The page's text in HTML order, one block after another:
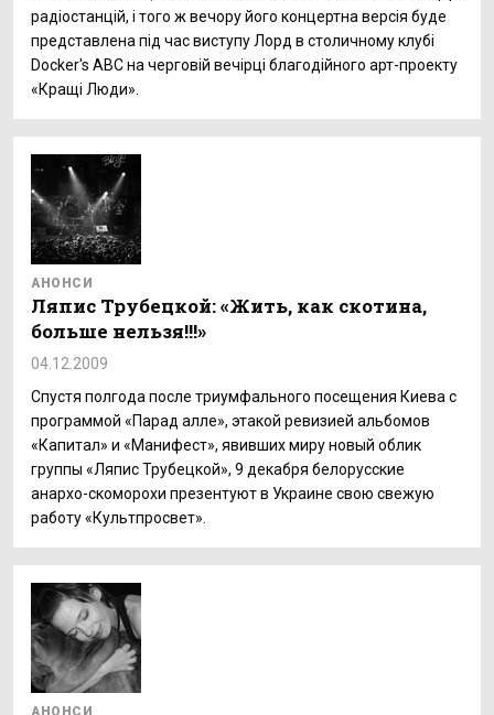
радіостанцій, і того ж вечору його концертна версія буде
представлена під час виступу Лорд в столичному клубі
Docker's ABC на черговій вечірці благодійного арт-проекту
«Кращі Люди».
АНОНСИ
Ляпис Трубецкой: «Жить, как скотина,
больше нельзя!!!»
04.12.2009
Спустя полгода после триумфального посещения Киева с
программой «Парад алле», этакой ревизией альбомов
«Капитал» и «Манифест», явивших миру новый облик
группы «Ляпис Трубецкой», 9 декабря белорусские
анархо-скоморохи презентуют в Украине свою свежую
работу «Культпросвет».
АНОНСИ